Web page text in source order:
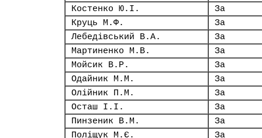
Костенко Ю.І.
За
Круць М.Ф.
За
Лебедівський В.А.
За
Мартиненко М.В.
За
Мойсик В.Р.
За
Одайник М.М.
За
Олійник П.М.
За
Осташ І.І.
За
Пинзеник В.М.
За
Поліщук М.Є.
За